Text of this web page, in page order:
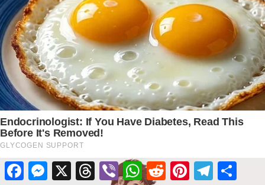
FacebookMessenger
X ThreadsViberWhatsApp
RedditPinterestTelegram